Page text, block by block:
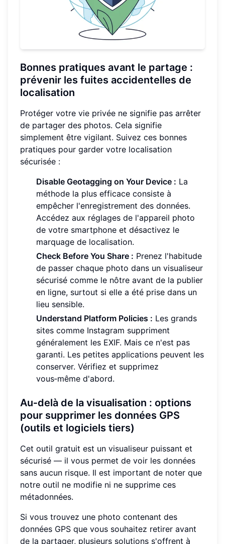
Bonnes pratiques avant le partage :
prévenir les fuites accidentelles de
localisation
Protéger votre vie privée ne signifie pas arrêter
de partager des photos. Cela signifie
simplement être vigilant. Suivez ces bonnes
pratiques pour garder votre localisation
sécurisée :
Disable Geotagging on Your Device : La
méthode la plus efficace consiste à
empêcher l'enregistrement des données.
Accédez aux réglages de l'appareil photo
de votre smartphone et désactivez le
marquage de localisation.
Check Before You Share : Prenez l'habitude
de passer chaque photo dans un visualiseur
sécurisé comme le nôtre avant de la publier
en ligne, surtout si elle a été prise dans un
lieu sensible.
Understand Platform Policies : Les grands
sites comme Instagram suppriment
généralement les EXIF. Mais ce n'est pas
garanti. Les petites applications peuvent les
conserver. Vérifiez et supprimez
vous‑même d'abord.
Au‑delà de la visualisation : options
pour supprimer les données GPS
(outils et logiciels tiers)
Cet outil gratuit est un visualiseur puissant et
sécurisé — il vous permet de voir les données
sans aucun risque. Il est important de noter que
notre outil ne modifie ni ne supprime ces
métadonnées.
Si vous trouvez une photo contenant des
données GPS que vous souhaitez retirer avant
de la partager, plusieurs solutions s'offrent à